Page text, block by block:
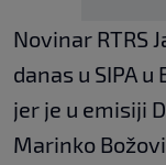
Novinar RTRS
danas u SIPA
jer je u emisiji
Marinko